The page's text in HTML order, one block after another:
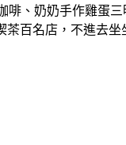
、奶奶手作雞蛋
茶百名店，不進去坐